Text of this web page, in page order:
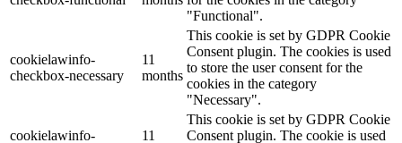
"Functional".
cookielawinfo-
checkbox-necessary
11
months
This cookie is set by GDPR Cookie
Consent plugin. The cookies is used
to store the user consent for the
cookies in the category
"Necessary".
cookielawinfo-
11
This cookie is set by GDPR Cookie
Consent plugin. The cookie is used